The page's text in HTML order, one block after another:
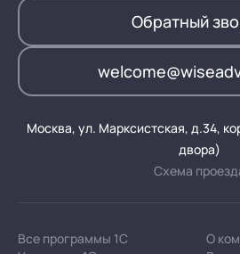
Обратный
Москва, ул. Марксистская, д.34,
двора)
Схема
Все программы 1С
О